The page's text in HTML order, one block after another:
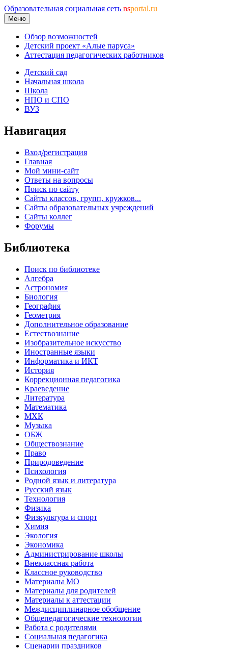
Образовательная социальная сеть nsportal.ru
Меню
Обзор возможностей
Детский проект «Алые паруса»
Аттестация педагогических работников
Детский сад
Начальная школа
Школа
НПО и СПО
ВУЗ
Навигация
Вход/регистрация
Главная
Мой мини-сайт
Ответы на вопросы
Поиск по сайту
Сайты классов, групп, кружков...
Сайты образовательных учреждений
Сайты коллег
Форумы
Библиотека
Поиск по библиотеке
Алгебра
Астрономия
Биология
География
Геометрия
Дополнительное образование
Естествознание
Изобразительное искусство
Иностранные языки
Информатика и ИКТ
История
Коррекционная педагогика
Краеведение
Литература
Математика
МХК
Музыка
ОБЖ
Обществознание
Право
Природоведение
Психология
Родной язык и литература
Русский язык
Технология
Физика
Физкультура и спорт
Химия
Экология
Экономика
Администрирование школы
Внеклассная работа
Классное руководство
Материалы МО
Материалы для родителей
Материалы к аттестации
Междисциплинарное обобщение
Общепедагогические технологии
Работа с родителями
Социальная педагогика
Сценарии праздников